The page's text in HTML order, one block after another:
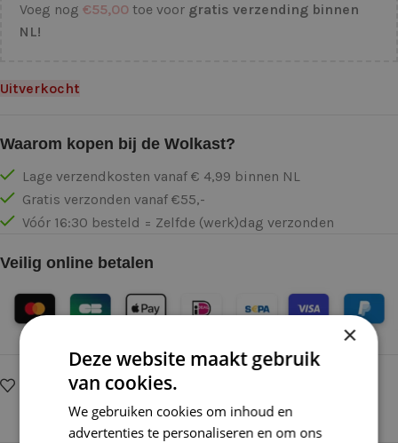
Voeg nog €55,00 toe voor gratis verzending binnen
NL!
Uitverkocht
Waarom kopen bij de Wolkast?
Lage verzendkosten vanaf € 4,99 binnen NL
Gratis verzonden vanaf €55,-
Vóór 16:30 besteld = Zelfde (werk)dag verzonden
Veilig online betalen
Op verlanglijstje Delen:
×
Deze website maakt gebruik
van cookies.
We gebruiken cookies om inhoud en
advertenties te personaliseren en om ons